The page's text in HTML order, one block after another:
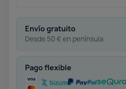
Envío gratuito
Desde 50 € en península
Pago flexible